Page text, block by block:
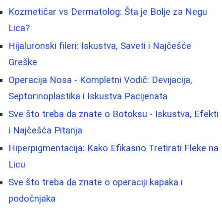
Kozmetičar vs Dermatolog: Šta je Bolje za Negu
Lica?
Hijaluronski fileri: Iskustva, Saveti i Najčešće
Greške
Operacija Nosa - Kompletni Vodič: Devijacija,
Septorinoplastika i Iskustva Pacijenata
Sve što treba da znate o Botoksu - Iskustva, Efekti
i Najčešća Pitanja
Hiperpigmentacija: Kako Efikasno Tretirati Fleke na
Licu
Sve što treba da znate o operaciji kapaka i
podočnjaka